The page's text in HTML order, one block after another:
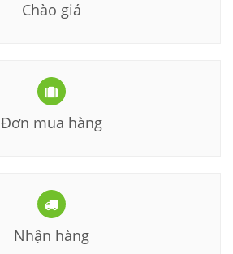
Chào giá
Đơn mua hàng
Nhận hàng